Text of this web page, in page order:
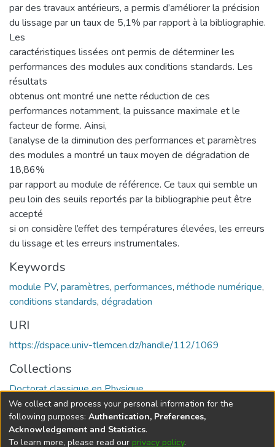
par des travaux antérieurs, a permis d’améliorer la précision
du lissage par un taux de 5,1% par rapport à la bibliographie.
Les
caractéristiques lissées ont permis de déterminer les
performances des modules aux conditions standards. Les
résultats
obtenus ont montré une nette réduction de ces
performances notamment, la puissance maximale et le
facteur de forme. Ainsi,
l’analyse de la diminution des performances et paramètres
des modules a montré un taux moyen de dégradation de
18,86%
par rapport au module de référence. Ce taux qui semble un
peu loin des seuils reportés par la bibliographie peut être
accepté
si on considère l’effet des températures élevées, les erreurs
du lissage et les erreurs instrumentales.
Keywords
module PV, paramètres, performances, méthode numérique,
conditions standards, dégradation
URI
https://dspace.univ-tlemcen.dz/handle/112/1069
Collections
Doctorat classique en Physique
Full item page
We collect and process your personal information for the
following purposes: Authentication, Preferences,
Acknowledgement and Statistics.
To learn more, please read our privacy policy.